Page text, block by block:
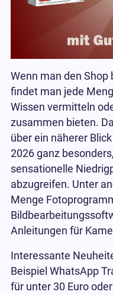
Wenn man den Shop
findet man jede
Wissen vermitteln
zusammen bieten.
über ein näherer
2026 ganz
sensationelle
abzugreifen. Unter
Menge
Anleitungen für
Interessante
Beispiel WhatsApp
für unter 30 Euro